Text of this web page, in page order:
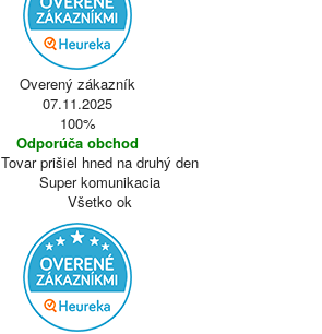
Overený zákazník
07.11.2025
100%
Odporúča obchod
Tovar prišiel hned na druhý den
Super komunikacia
Všetko ok